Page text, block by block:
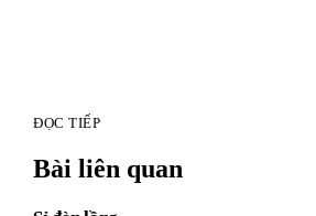
ĐỌC TIẾP
Bài liên quan